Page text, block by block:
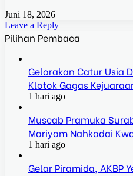
Juni 18, 2026
Leave a Reply
Pilihan Pembaca
Gelorakan Catur Usia
Klotok Gagas
1 hari ago
Muscab Pramuka
Mariyam Nahkodai
1 hari ago
Gelar Piramida, AKBP